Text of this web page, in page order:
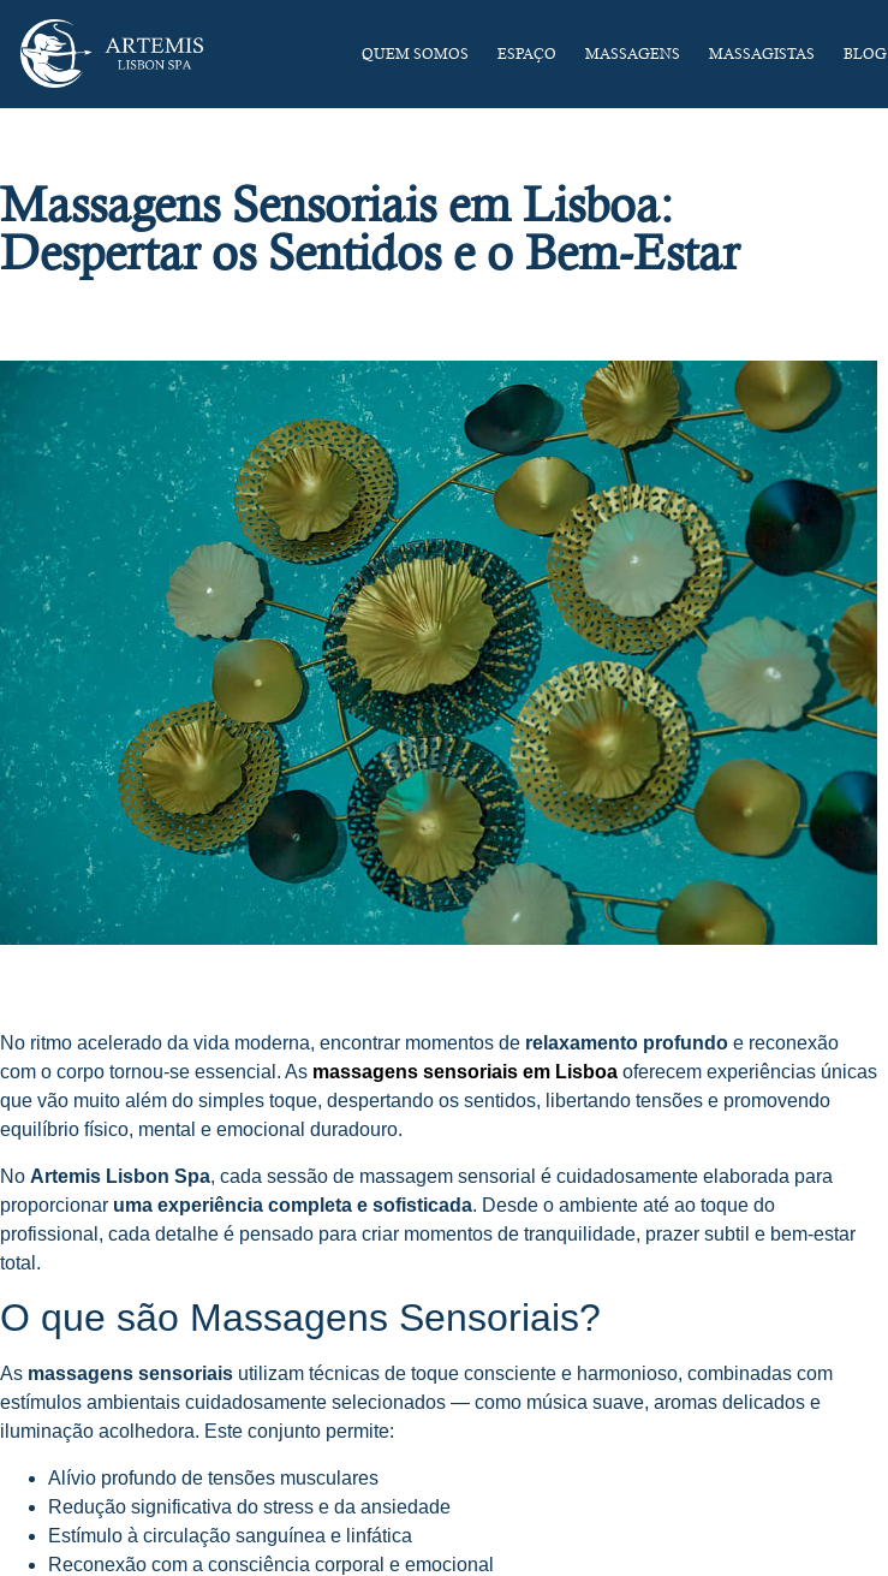
QUEM SOMOS ESPAÇO MASSAGENS MASSAGISTAS BLOG
Massagens Sensoriais em Lisboa:
Despertar os Sentidos e o Bem-Estar
No ritmo acelerado da vida moderna, encontrar momentos de relaxamento profundo e reconexão
com o corpo tornou-se essencial. As massagens sensoriais em Lisboa oferecem experiências únicas
que vão muito além do simples toque, despertando os sentidos, libertando tensões e promovendo
equilíbrio físico, mental e emocional duradouro.
No Artemis Lisbon Spa, cada sessão de massagem sensorial é cuidadosamente elaborada para
proporcionar uma experiência completa e sofisticada. Desde o ambiente até ao toque do
profissional, cada detalhe é pensado para criar momentos de tranquilidade, prazer subtil e bem-estar
total.
O que são Massagens Sensoriais?
As massagens sensoriais utilizam técnicas de toque consciente e harmonioso, combinadas com
estímulos ambientais cuidadosamente selecionados — como música suave, aromas delicados e
iluminação acolhedora. Este conjunto permite:
Alívio profundo de tensões musculares
Redução significativa do stress e da ansiedade
Estímulo à circulação sanguínea e linfática
Reconexão com a consciência corporal e emocional